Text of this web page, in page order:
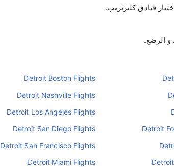
فنادق كليرتريب.
و الرضع.
Detroit Boston Flights
Detroit Nashville Flights
Detroit Los Angeles Flights
Detroit
Detroit San Diego Flights
Detroit San Francisco Flights
Detroit Miami Flights